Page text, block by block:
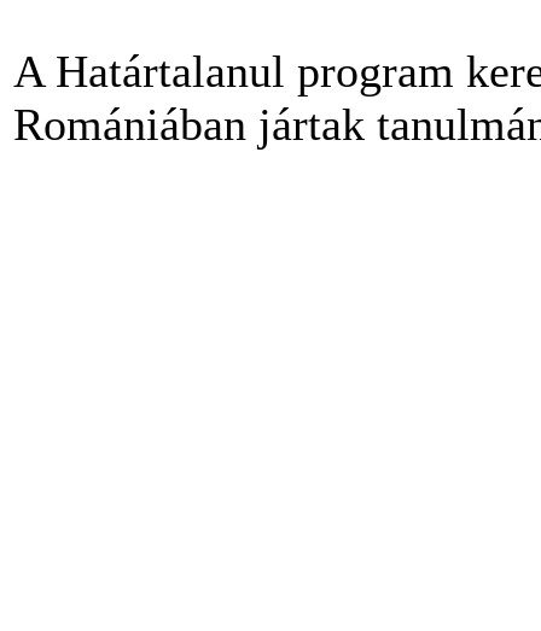
A Határtalanul program
Romániában jártak